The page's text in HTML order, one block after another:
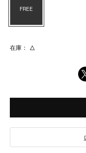
FREE
在庫： △